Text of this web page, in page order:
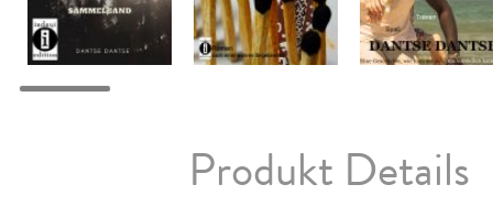
Produkt Details